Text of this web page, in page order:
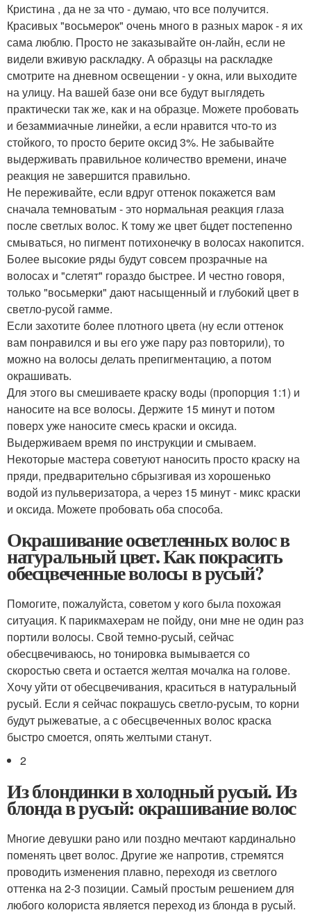
Кристина , да не за что - думаю, что все получится.
Красивых "восьмерок" очень много в разных марок - я их
сама люблю. Просто не заказывайте он-лайн, если не
видели вживую раскладку. А образцы на раскладке
смотрите на дневном освещении - у окна, или выходите
на улицу. На вашей базе они все будут выглядеть
практически так же, как и на образце. Можете пробовать
и безаммиачные линейки, а если нравится что-то из
стойкого, то просто берите оксид 3%. Не забывайте
выдерживать правильное количество времени, иначе
реакция не завершится правильно.
Не переживайте, если вдруг оттенок покажется вам
сначала темноватым - это нормальная реакция глаза
после светлых волос. К тому же цвет бцдет постепенно
смываться, но пигмент потихонечку в волосах накопится.
Более высокие ряды будут совсем прозрачные на
волосах и "слетят" гораздо быстрее. И честно говоря,
только "восьмерки" дают насыщенный и глубокий цвет в
светло-русой гамме.
Если захотите более плотного цвета (ну если оттенок
вам понравился и вы его уже пару раз повторили), то
можно на волосы делать препигментацию, а потом
окрашивать.
Для этого вы смешиваете краску воды (пропорция 1:1) и
наносите на все волосы. Держите 15 минут и потом
поверх уже наносите смесь краски и оксида.
Выдерживаем время по инструкции и смываем.
Некоторые мастера советуют наносить просто краску на
пряди, предварительно сбрызгивая из хорошенько
водой из пульверизатора, а через 15 минут - микс краски
и оксида. Можете пробовать оба способа.
Окрашивание осветленных волос в
натуральный цвет. Как покрасить
обесцвеченные волосы в русый?
Помогите, пожалуйста, советом у кого была похожая
ситуация. К парикмахерам не пойду, они мне не один раз
портили волосы. Свой темно-русый, сейчас
обесцвечиваюсь, но тонировка вымывается со
скоростью света и остается желтая мочалка на голове.
Хочу уйти от обесцвечивания, краситься в натуральный
русый. Если я сейчас покрашусь светло-русым, то корни
будут рыжеватые, а с обесцвеченных волос краска
быстро смоется, опять желтыми станут.
2
Из блондинки в холодный русый. Из
блонда в русый: окрашивание волос
Многие девушки рано или поздно мечтают кардинально
поменять цвет волос. Другие же напротив, стремятся
проводить изменения плавно, переходя из светлого
оттенка на 2-3 позиции. Самый простым решением для
любого колориста является переход из блонда в русый.